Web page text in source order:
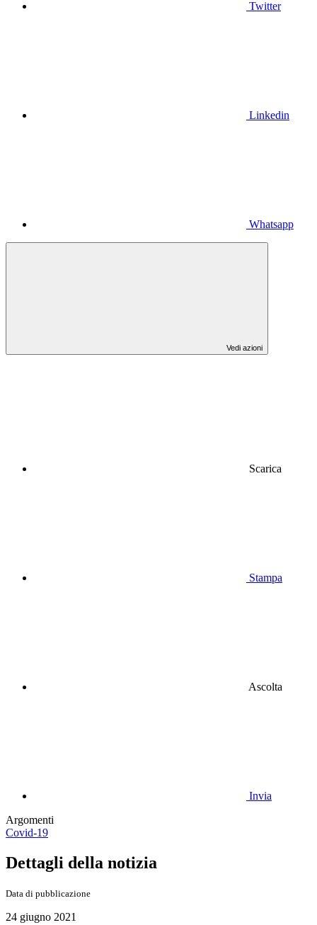
Twitter
Linkedin
Whatsapp
Vedi azioni
Scarica
Stampa
Ascolta
Invia
Argomenti
Covid-19
Dettagli della notizia
Data di pubblicazione
24 giugno 2021